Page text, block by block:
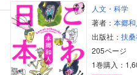
人文・科学
著者： 本郷和
出版社： 扶
205ページ
1巻購入：